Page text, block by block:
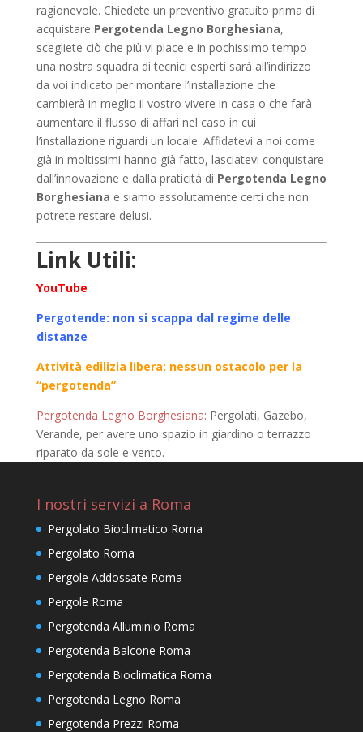
ragionevole. Chiedete un preventivo gratuito prima di
acquistare Pergotenda Legno Borghesiana,
scegliete ciò che più vi piace e in pochissimo tempo
una nostra squadra di tecnici esperti sarà all’indirizzo
da voi indicato per montare l’installazione che
cambierà in meglio il vostro vivere in casa o che farà
aumentare il flusso di affari nel caso in cui
l’installazione riguardi un locale. Affidatevi a noi come
già in moltissimi hanno già fatto, lasciatevi conquistare
dall’innovazione e dalla praticità di Pergotenda Legno
Borghesiana e siamo assolutamente certi che non
potrete restare delusi.
Link Utili:
YouTube
Pergotende: non si scappa dal regime delle
distanze
Attività edilizia libera: nessun ostacolo per la
“pergotenda”
Pergotenda Legno Borghesiana: Pergolati, Gazebo,
Verande, per avere uno spazio in giardino o terrazzo
riparato da sole e vento.
I nostri servizi a Roma
Pergolato Bioclimatico Roma
Pergolato Roma
Pergole Addossate Roma
Pergole Roma
Pergotenda Alluminio Roma
Pergotenda Balcone Roma
Pergotenda Bioclimatica Roma
Pergotenda Legno Roma
Pergotenda Prezzi Roma